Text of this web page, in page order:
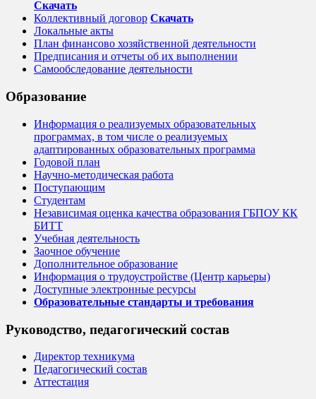
Скачать
Коллективный договор Cкачать
Локальные акты
План финансово хозяйственной деятельности
Предписания и отчеты об их выполнении
Самообследование деятельности
Образование
Информация о реализуемых образовательных
программах, в том числе о реализуемых
адаптированных образовательных программа
Годовой план
Научно-методическая работа
Поступающим
Студентам
Независимая оценка качества образования ГБПОУ КК
БИТТ
Учебная деятельность
Заочное обучение
Дополнительное образование
Информация о трудоустройстве (Центр карьеры)
Доступные электронные ресурсы
Образовательные стандарты и требования
Руководство, педагогический состав
Директор техникума
Педагогический состав
Аттестация